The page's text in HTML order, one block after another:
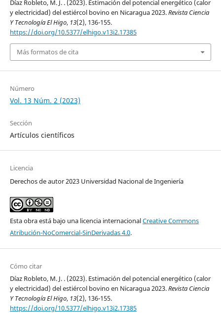
Díaz Robleto, M. J. . (2023). Estimación del potencial energético (calor
y electricidad) del estiércol bovino en Nicaragua 2023.Revista Ciencia
Y Tecnología El Higo, 13(2), 136-155.
https://doi.org/10.5377/elhigo.v13i2.17385
Más formatos de cita
Número
Vol. 13 Núm. 2 (2023)
Sección
Artículos científicos
Licencia
Derechos de autor 2023 Universidad Nacional de Ingeniería
Esta obra está bajo una licencia internacionalCreative Commons
Atribución-NoComercial-SinDerivadas 4.0.
Cómo citar
Díaz Robleto, M. J. . (2023). Estimación del potencial energético (calor
y electricidad) del estiércol bovino en Nicaragua 2023.Revista Ciencia
Y Tecnología El Higo, 13(2), 136-155.
https://doi.org/10.5377/elhigo.v13i2.17385